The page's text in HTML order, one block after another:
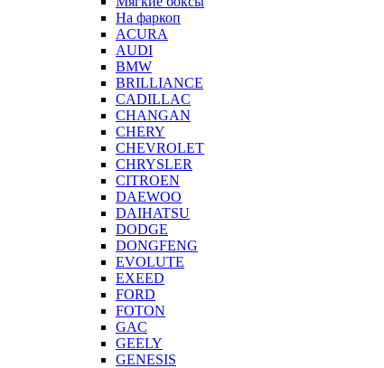
На фаркоп
ACURA
AUDI
BMW
BRILLIANCE
CADILLAC
CHANGAN
CHERY
CHEVROLET
CHRYSLER
CITROEN
DAEWOO
DAIHATSU
DODGE
DONGFENG
EVOLUTE
EXEED
FORD
FOTON
GAC
GEELY
GENESIS